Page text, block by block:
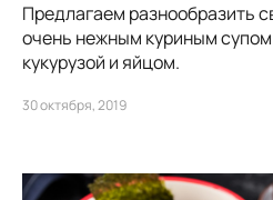
Предлагаем разнообразить
очень нежным куриным
кукурузой и яйцом.
30 октября, 2019